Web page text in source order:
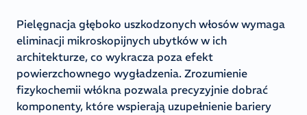
Pielęgnacja głęboko uszkodzonych włosów wymaga
eliminacji mikroskopijnych ubytków w ich
architekturze, co wykracza poza efekt
powierzchownego wygładzenia. Zrozumienie
fizykochemii włókna pozwala precyzyjnie dobrać
komponenty, które wspierają uzupełnienie bariery